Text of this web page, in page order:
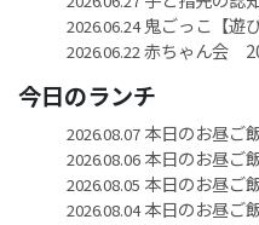
2026.06.24鬼ごっこ【
2026.06.22赤ちゃん会
今日のランチ
2026.08.07本日のお昼ご
2026.08.06本日のお昼ご
2026.08.05 本日のお昼ご
2026.08.04本日のお昼ご